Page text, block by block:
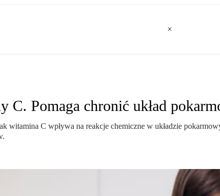
C. Pomaga chronić układ
witamina C wpływa na reakcje chemiczne w układzie